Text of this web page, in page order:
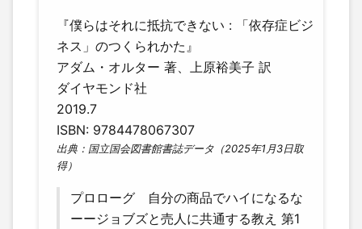
『僕らはそれに抵抗できない : 「依存症ビジ
ネス」のつくられかた』
アダム・オルター 著、上原裕美子 訳
ダイヤモンド社
2019.7
ISBN: 9784478067307
出典：国立国会図書館書誌データ（2025年1月3日取
得）
プロローグ 自分の商品でハイになるな
ーージョブズと売人に共通する教え 第1